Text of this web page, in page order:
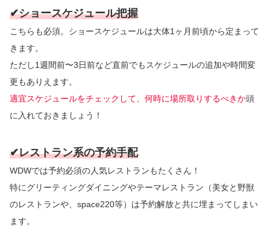
✔︎ショースケジュール把握
こちらも必須。ショースケジュールは大体1ヶ月前頃から定まって
きます。
ただし1週間前〜3日前など直前でもスケジュールの追加や時間変
更もありえます。
適宜スケジュールをチェックして、何時に場所取りするべきか頭
に入れておきましょう！
✔︎レストラン系の予約手配
WDWでは予約必須の人気レストランもたくさん！
特にグリーティングダイニングやテーマレストラン（美女と野獣
のレストランや、space220等）は予約解放と共に埋まってしまい
ます。